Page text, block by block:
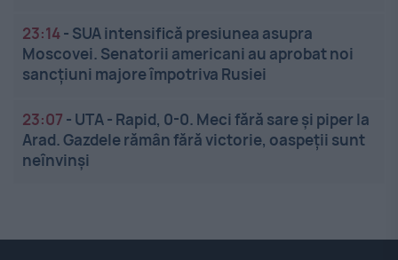
23:14- SUA intensifică presiunea asupra
Moscovei. Senatorii americani au aprobat noi
sancțiuni majore împotriva Rusiei
23:07 - UTA - Rapid, 0-0. Meci fără sare și piper la
Arad. Gazdele rămân fără victorie, oaspeții sunt
neînvinși